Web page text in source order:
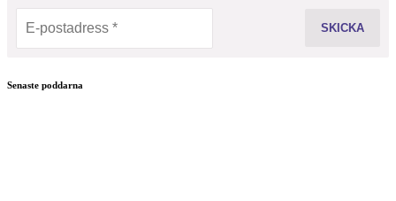
Senaste poddarna